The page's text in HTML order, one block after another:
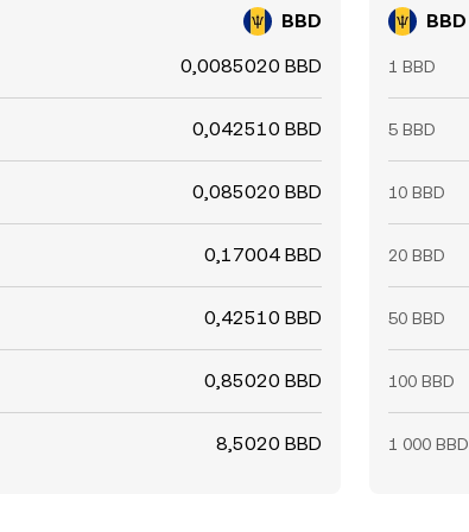
BBD
0,0085020 BBD
0,042510 BBD
0,085020 BBD
0,17004 BBD
0,42510 BBD
0,85020 BBD
8,5020 BBD
BBD
1 BBD
5 BBD
10 BBD
20 BBD
50 BBD
100 BBD
1 000 BBD